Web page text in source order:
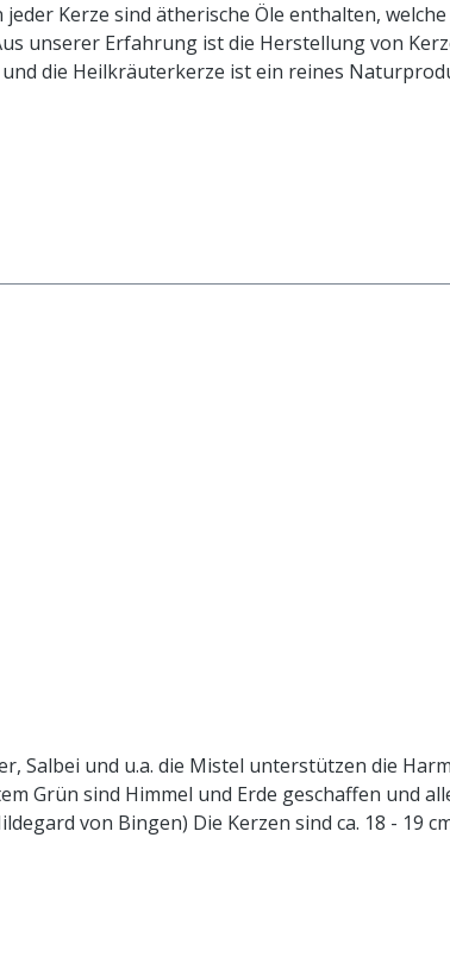
Kerze sind ätherische Öle enthalten,
unserer Erfahrung ist die Herstellung von
die Heilkräuterkerze ist ein reines
Salbei und u.a. die Mistel unterstützen die
Grün sind Himmel und Erde geschaffen und
von Bingen) Die Kerzen sind ca. 18 - 19